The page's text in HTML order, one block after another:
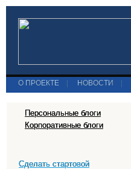
О ПРОЕКТЕ НОВОСТИ
Персональные блоги
Корпоративные блоги
Сделать стартовой